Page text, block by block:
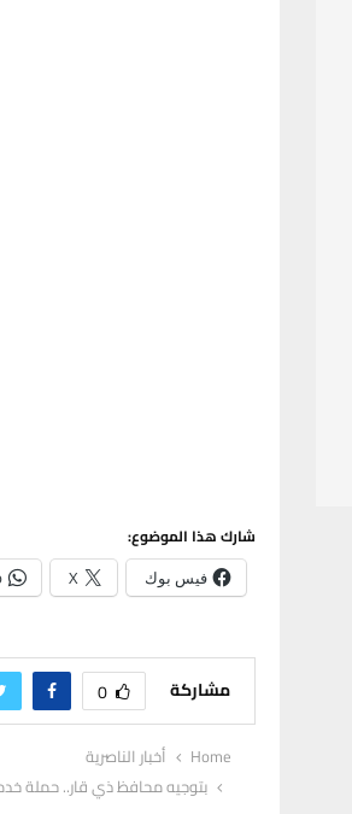
شارك هذا الموضوع:
فيس بوك X
مشاركة 0
Home
أخبار الناصرية
بتوجيه محافظ ذي قار.. حملة